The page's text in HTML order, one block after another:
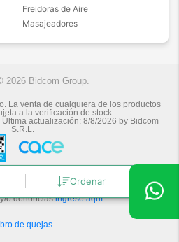
Ordenar
Freidoras de Aire
Masajeadores
2026 Bidcom Group.
La venta de cualquiera de los productos
a la verificación de stock.
Última actualización: 8/8/2026 by Bidcom
S.R.L.
de arrepentimiento
las y los Consumidores
o denunciasingrese aquí
de quejas